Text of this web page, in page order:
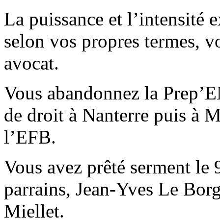
La puissance et l’intensité
selon vos propres termes,
avocat.
Vous abandonnez la
de droit à Nanterre puis à
l’EFB.
Vous avez prêté serment
parrains, Jean-Yves Le
Miellet.